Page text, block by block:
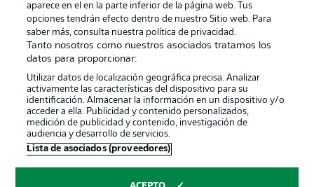
Sello Editorial Contacto
© 2026 Bundesliga-Gruppe GmbH
Elegir idioma
aparece en el en la parte inferior de la página web. Tus
opciones tendrán efecto dentro de nuestro Sitio web. Para
saber más, consulta nuestra política de privacidad.
Tanto nosotros como nuestros asociados tratamos los
datos para proporcionar:
Utilizar datos de localización geográfica precisa. Analizar
activamente las características del dispositivo para su
identificación. Almacenar la información en un dispositivo y/o
acceder a ella. Publicidad y contenido personalizados,
medición de publicidad y contenido, investigación de
audiencia y desarrollo de servicios.
Lista de asociados (proveedores)